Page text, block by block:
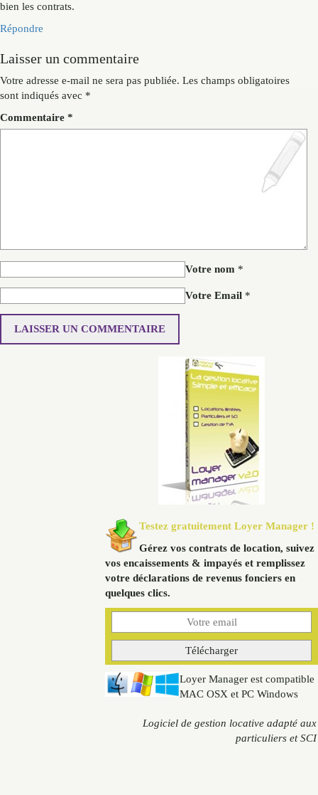
bien les contrats.
Répondre
Laisser un commentaire
Votre adresse e-mail ne sera pas publiée. Les champs obligatoires
sont indiqués avec *
Commentaire *
Votre nom *
Votre Email *
Testez gratuitement Loyer Manager !
Gérez vos contrats de location, suivez
vos encaissements & impayés et remplissez
votre déclarations de revenus fonciers en
quelques clics.
Loyer Manager est compatible
MAC OSX et PC Windows
Logiciel de gestion locative adapté aux
particuliers et SCI